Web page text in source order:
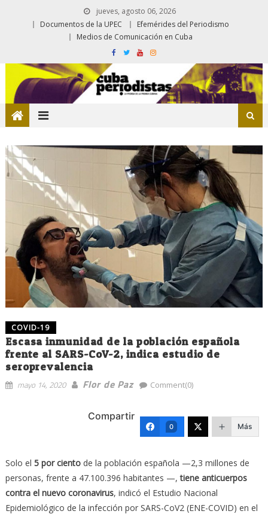
jueves, agosto 06, 2026
Documentos de la UPEC
Efemérides del Periodismo
Medios de Comunicación en Cuba
COVID-19
Escasa inmunidad de la población española
frente al SARS-CoV-2, indica estudio de
seroprevalencia
mayo 14, 2020 Flor de Paz Comment(0)
Compartir
0 Más
Solo el 5 por cientode la población española —2,3 millones de
personas, frente a 47.100.396 habitantes —,tiene anticuerpos
contra el nuevo coronavirus, indicó el Estudio Nacional
Epidemiológico de la infección por SARS-CoV2 (ENE-COVID) en el